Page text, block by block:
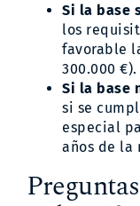
Si la base
los
favorable
300.000 €).
Si la base
si se
especial
años de la